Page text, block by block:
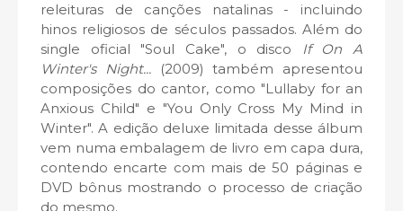
releituras de canções natalinas - incluindo
hinos religiosos de séculos passados. Além do
single oficial "Soul Cake", o disco If On A
Winter's Night...(2009) também apresentou
composições do cantor, como "Lullaby for an
Anxious Child" e "You Only Cross My Mind in
Winter". A edição deluxe limitada desse álbum
vem numa embalagem de livro em capa dura,
contendo encarte com mais de 50 páginas e
DVD bônus mostrando o processo de criação
do mesmo.